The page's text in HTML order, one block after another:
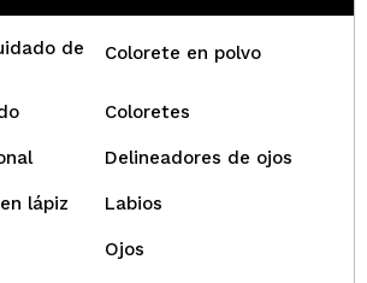
de
Colorete en polvo
Coloretes
Delineadores de ojos
lápiz Labios
Ojos